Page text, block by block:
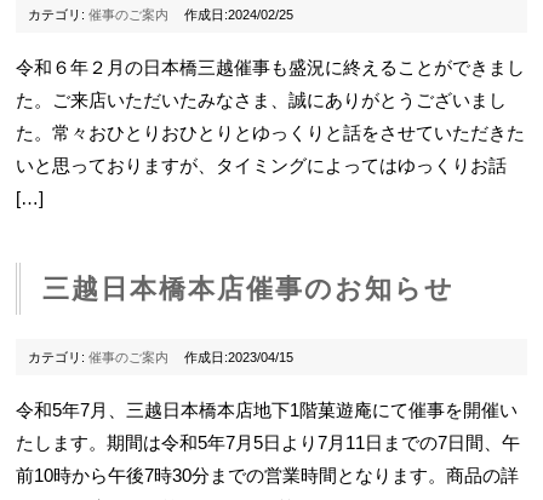
カテゴリ:催事のご案内 作成日:2024/02/25
令和６年２月の日本橋三越催事も盛況に終えることができまし
た。ご来店いただいたみなさま、誠にありがとうございまし
た。常々おひとりおひとりとゆっくりと話をさせていただきた
いと思っておりますが、タイミングによってはゆっくりお話
[…]
三越日本橋本店催事のお知らせ
カテゴリ:催事のご案内 作成日:2023/04/15
令和5年7月、三越日本橋本店地下1階菓遊庵にて催事を開催い
たします。期間は令和5年7月5日より7月11日までの7日間、午
前10時から午後7時30分までの営業時間となります。商品の詳